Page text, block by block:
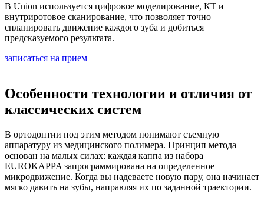
В Union используется цифровое моделирование, КТ и
внутриротовое сканирование, что позволяет точно
спланировать движение каждого зуба и добиться
предсказуемого результата.
записаться на прием
Особенности технологии и отличия от
классических систем
В ортодонтии под этим методом понимают съемную
аппаратуру из медицинского полимера. Принцип метода
основан на малых силах: каждая каппа из набора
EUROKAPPA запрограммирована на определенное
микродвижение. Когда вы надеваете новую пару, она начинает
мягко давить на зубы, направляя их по заданной траектории.